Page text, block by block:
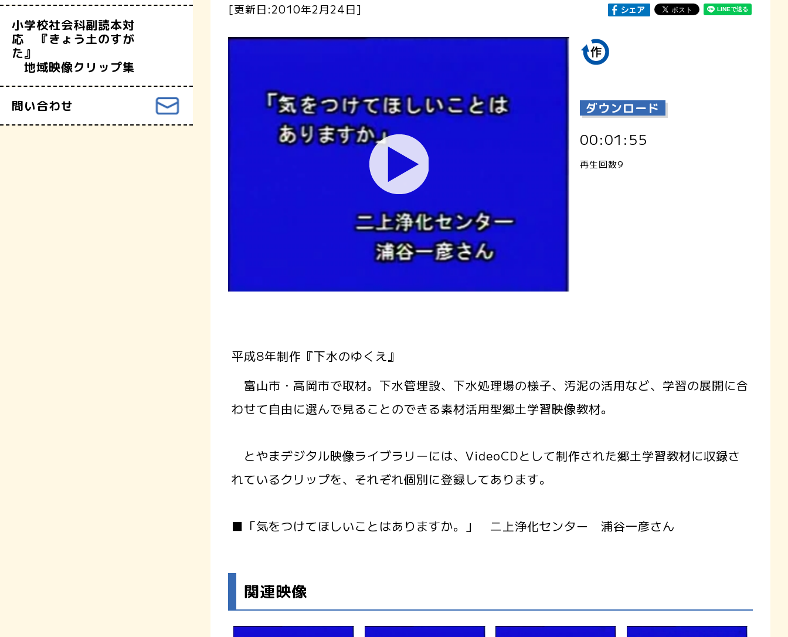
小学校社会科副読本対
応 『きょう土のすが
た』
地域映像クリップ集
問い合わせ
[更新日:2010年2月24日]
ダウンロード
00:01:55
再生回数9
平成8年制作『下水のゆくえ』
富山市・高岡市で取材。下水管埋設、下水処理場の様子、汚泥の活用など、学習の展開に合
わせて自由に選んで見ることのできる素材活用型郷土学習映像教材。
とやまデジタル映像ライブラリーには、VideoCDとして制作された郷土学習教材に収録さ
れているクリップを、それぞれ個別に登録してあります。
■「気をつけてほしいことはありますか。」 二上浄化センター 浦谷一彦さん
関連映像